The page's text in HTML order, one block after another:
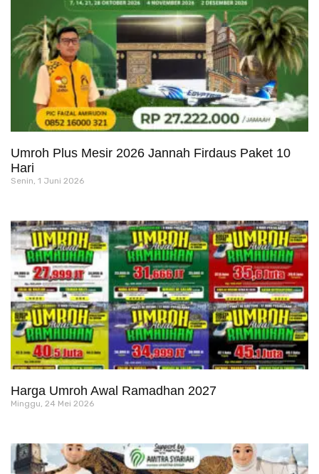
Umroh Plus Mesir 2026 Jannah Firdaus Paket 10
Hari
Senin, 1 Juni 2026
Harga Umroh Awal Ramadhan 2027
Minggu, 24 Mei 2026